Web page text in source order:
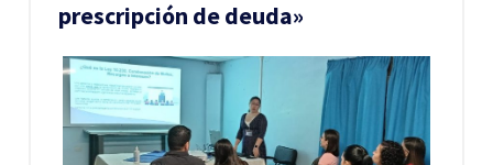
prescripción de deuda»